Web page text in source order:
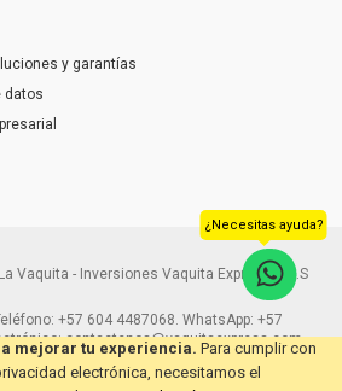
mejorar tu experiencia. Para cumplir con
electrónica, necesitamos el
y garantías
datos
Vaquita - Inversiones Vaquita Express S.A.S
+57 604 4487068. WhatsApp: +57
contactenos@vaquitaexpress.com
¿Necesitas ayuda?